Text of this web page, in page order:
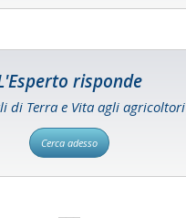
risponde
di Terra e Vita agli agricoltori
Cerca adesso